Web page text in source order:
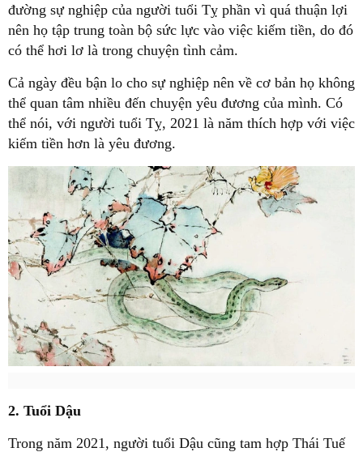
đường sự nghiệp của người tuổi Tỵ phần vì quá thuận lợi
nên họ tập trung toàn bộ sức lực vào việc kiếm tiền, do đó
có thể hơi lơ là trong chuyện tình cảm.
Cả ngày đều bận lo cho sự nghiệp nên về cơ bản họ không
thể quan tâm nhiều đến chuyện yêu đương của mình. Có
thể nói, với người tuổi Tỵ, 2021 là năm thích hợp với việc
kiếm tiền hơn là yêu đương.
2. Tuổi Dậu
Trong năm 2021, người tuổi Dậu cũng tam hợp Thái Tuế